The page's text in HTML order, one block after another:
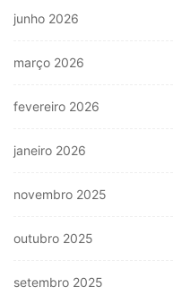
junho 2026
março 2026
fevereiro 2026
janeiro 2026
novembro 2025
outubro 2025
setembro 2025